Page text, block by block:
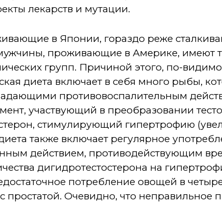
лекарств и мутации.
в Японии, гораздо реже
проживающие в Америке, имеют
групп. Причиной этого, по-
диета включает в себя много рыбы,
противовоспалительным
участвующий в преобразовании
стимулирующий гипертрофию
также включает регулярное
действием, противодействующим
дигидротестостерона на
потребление овощей в
простатой. Очевидно, что неправильное